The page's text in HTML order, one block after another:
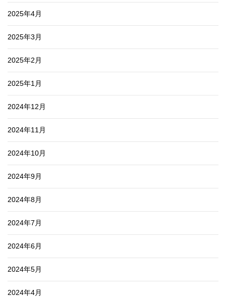
2025年4月
2025年3月
2025年2月
2025年1月
2024年12月
2024年11月
2024年10月
2024年9月
2024年8月
2024年7月
2024年6月
2024年5月
2024年4月